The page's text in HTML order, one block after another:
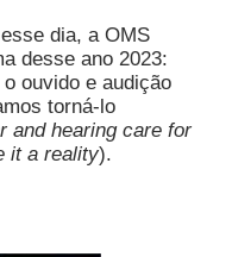
dia, a OMS
desse ano 2023:
o ouvido e audição
torná-lo
and hearing care for
it a reality).